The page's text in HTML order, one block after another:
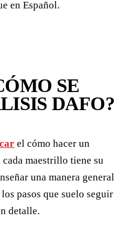
en Español.
SE
DAFO?
el cómo hacer un
maestrillo tiene su
una manera general
pasos que suelo seguir
detalle.